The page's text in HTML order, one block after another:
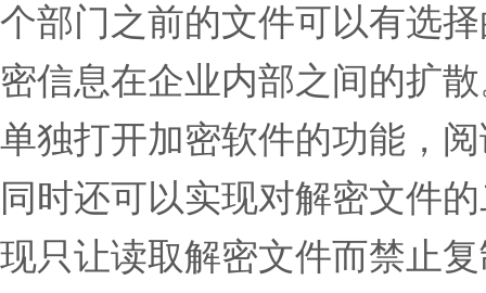
个部门之前的文件可以有选
密信息在企业内部之间的扩
单独打开加密软件的功能，
同时还可以实现对解密文件
现只让读取解密文件而禁止